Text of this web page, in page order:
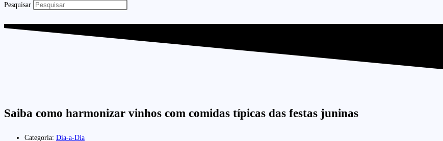
Pesquisar
Saiba como harmonizar vinhos com comidas típicas das festas juninas
Categoria: Dia-a-Dia